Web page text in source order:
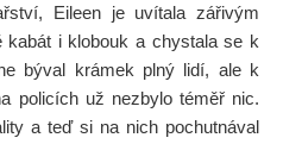
Eileen je uvítala zářivým
i klobouk a chystala se k
býval krámek plný lidí, ale k
policích už nezbylo téměř nic.
a teď si na nich pochutnával